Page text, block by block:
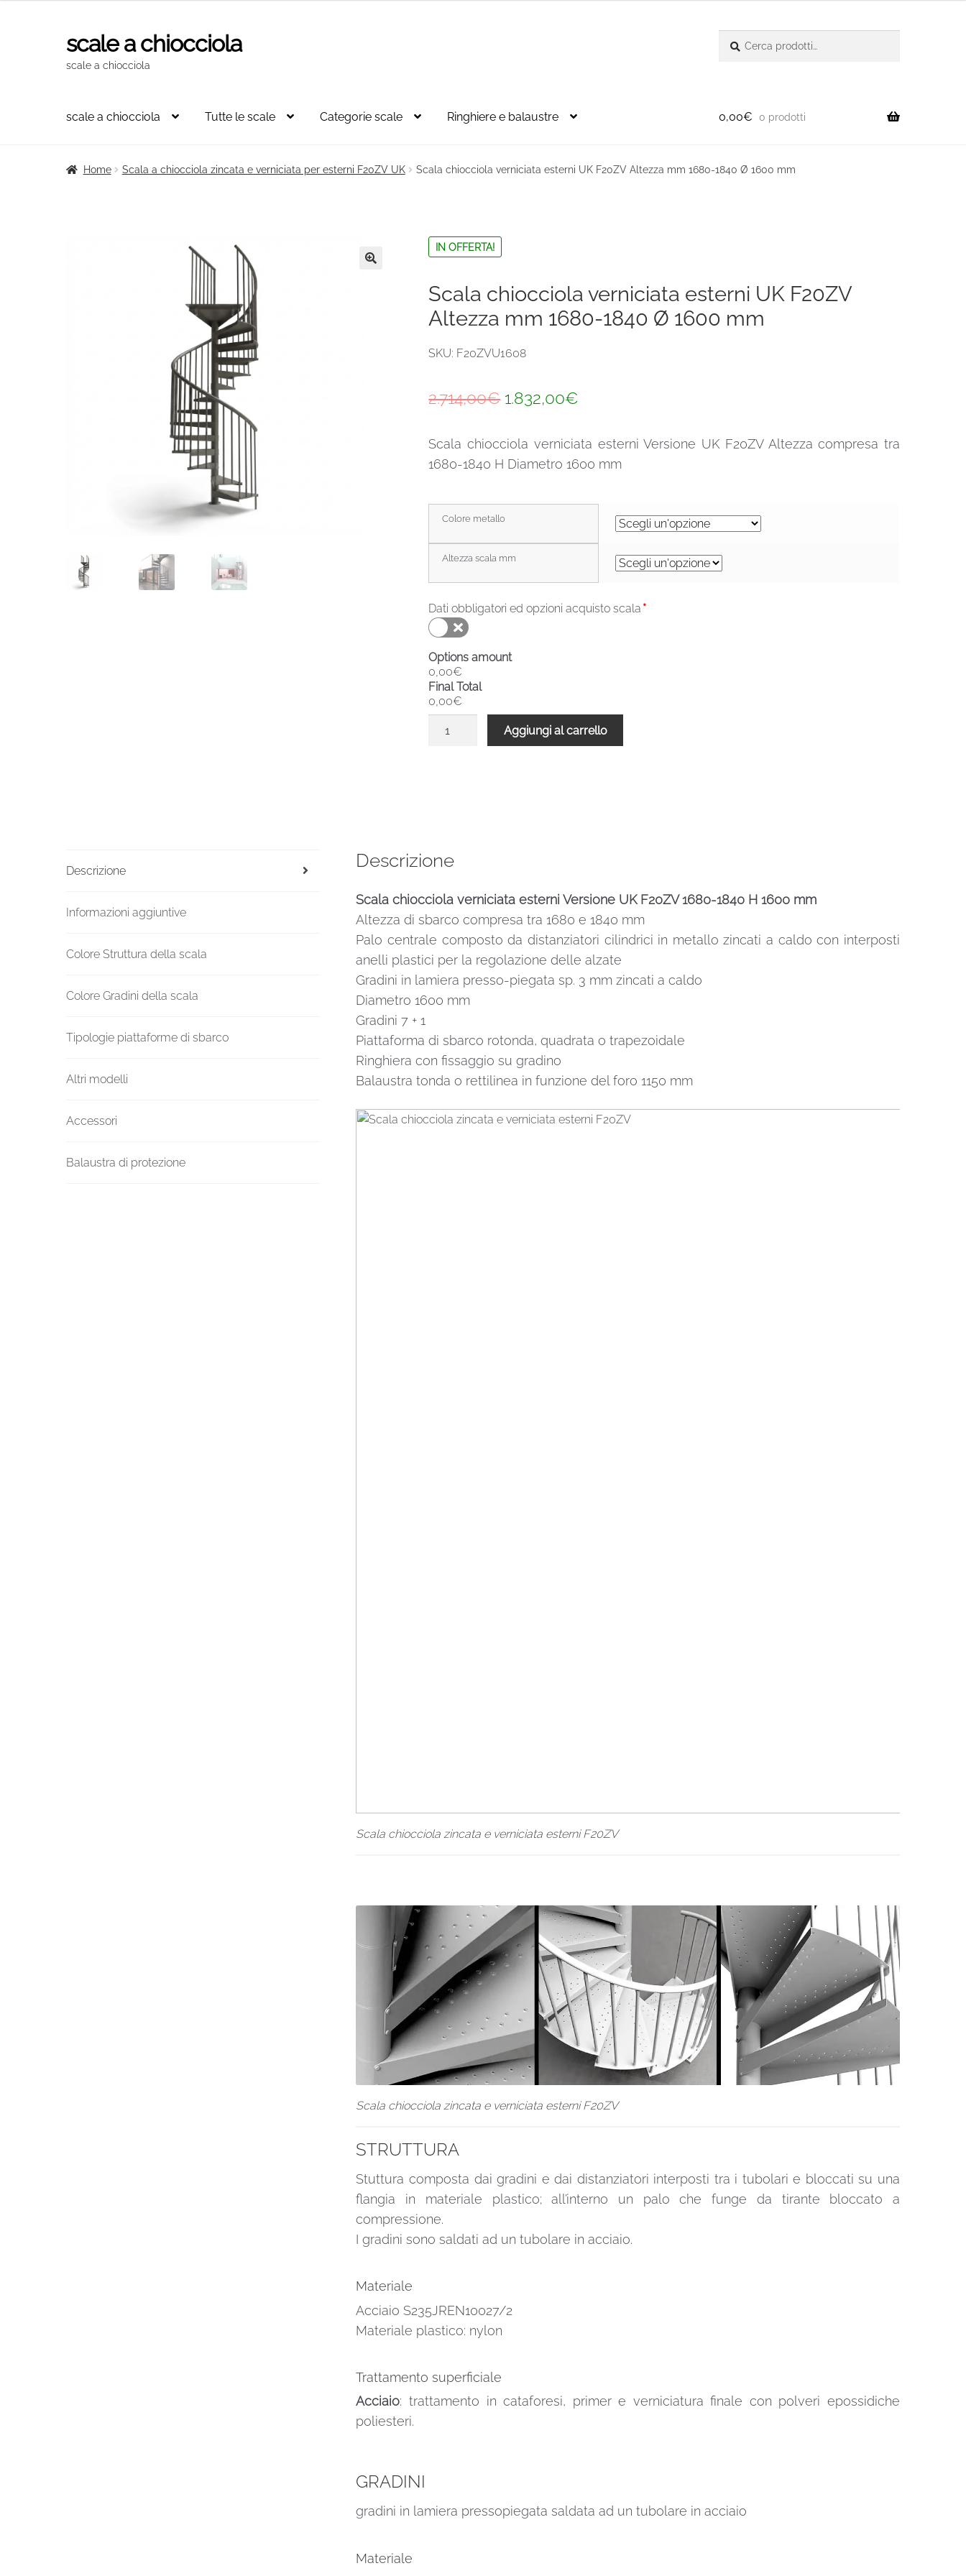
Vai
alla
Vai
al
scale a chiocciola
scale a chiocciola
scale a chiocciola Tutte le scale Categorie scale Ringhiere e balaustre 0,00€ 0 prodotti
Home Scala a chiocciola zincata e verniciata per esterni F20ZV UK Scala chiocciola verniciata esterni UK F20ZV Altezza mm 1680-1840 Ø 1600 mm
IN OFFERTA!
Scala chiocciola verniciata esterni UK F20ZV
Altezza mm 1680-1840 Ø 1600 mm
SKU: F20ZVU1608
2.714,00€ Il
originale
era:
2.714,00€.
1.832,00€
attuale
è:
1.832,00€.
Scala chiocciola verniciata esterni Versione UK F20ZV Altezza compresa tra
1680-1840 H Diametro 1600 mm
Colore metallo
Altezza scala mm
Dati obbligatori ed opzioni acquisto scala *
Options amount
0,00€
Final Total
0,00€
1680-
Ø
1600
mm
quantità
Aggiungi al carrello
Descrizione
Informazioni aggiuntive
Colore Struttura della scala
Colore Gradini della scala
Tipologie piattaforme di sbarco
Altri modelli
Accessori
Balaustra di protezione
Descrizione
Scala chiocciola verniciata esterni Versione UK F20ZV 1680-1840 H 1600 mm
Altezza di sbarco compresa tra 1680 e 1840 mm
Palo centrale composto da distanziatori cilindrici in metallo zincati a caldo con interposti
anelli plastici per la regolazione delle alzate
Gradini in lamiera presso-piegata sp. 3 mm zincati a caldo
Diametro 1600 mm
Gradini 7 + 1
Piattaforma di sbarco rotonda, quadrata o trapezoidale
Ringhiera con fissaggio su gradino
Balaustra tonda o rettilinea in funzione del foro 1150 mm
Scala chiocciola zincata e verniciata esterni F20ZV
Scala chiocciola zincata e verniciata esterni F20ZV
STRUTTURA
Stuttura composta dai gradini e dai distanziatori interposti tra i tubolari e bloccati su una
flangia in materiale plastico; all’interno un palo che funge da tirante bloccato a
compressione.
I gradini sono saldati ad un tubolare in acciaio.
Materiale
Acciaio S235JREN10027/2
Materiale plastico: nylon
Trattamento superficiale
Acciaio: trattamento in cataforesi, primer e verniciatura finale con polveri epossidiche
poliesteri.
GRADINI
gradini in lamiera pressopiegata saldata ad un tubolare in acciaio
Materiale
2.714,00€.1.832,00€.